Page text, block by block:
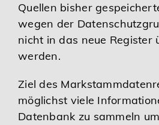
Quellen bisher
wegen der
nicht in das neue Register
werden.
Ziel des
möglichst viele
Datenbank zu sammeln